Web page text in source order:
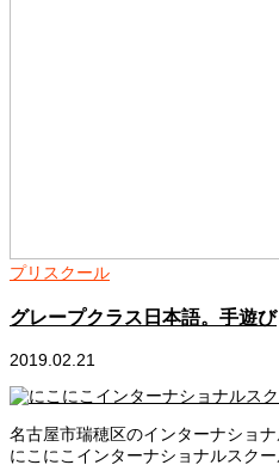
プリスクール
グレープクラス日本語。手遊び
2019.02.21
名古屋市瑞穂区のインターナショ
にこにこインターナショナルスク